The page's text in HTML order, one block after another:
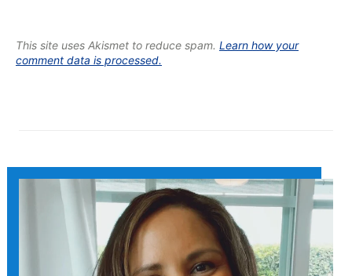
This site uses Akismet to reduce spam. Learn how your
comment data is processed.